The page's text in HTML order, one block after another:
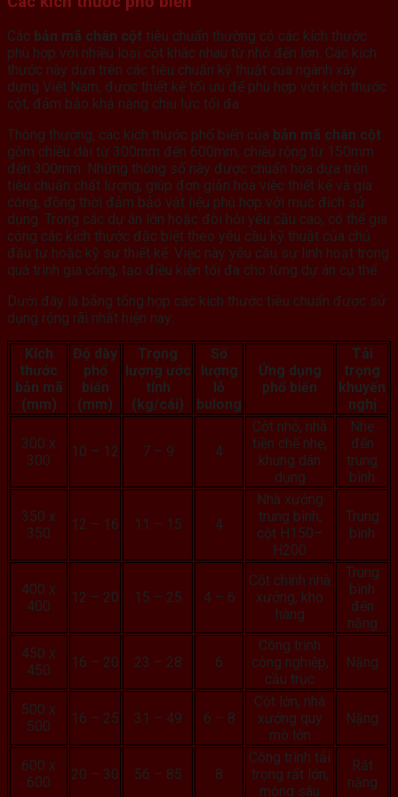
Các bản mã chân cột tiêu chuẩn thường có các kích thước
phù hợp với nhiều loại cột khác nhau từ nhỏ đến lớn. Các kích
thước này dựa trên các tiêu chuẩn kỹ thuật của ngành xây
dựng Việt Nam, được thiết kế tối ưu để phù hợp với kích thước
cột, đảm bảo khả năng chịu lực tối đa.
Thông thường, các kích thước phổ biến của bản mã chân cột
gồm chiều dài từ 300mm đến 600mm, chiều rộng từ 150mm
đến 300mm. Những thông số này được chuẩn hóa dựa trên
tiêu chuẩn chất lượng, giúp đơn giản hóa việc thiết kế và gia
công, đồng thời đảm bảo vật liệu phù hợp với mục đích sử
dụng. Trong các dự án lớn hoặc đòi hỏi yêu cầu cao, có thể gia
công các kích thước đặc biệt theo yêu cầu kỹ thuật của chủ
đầu tư hoặc kỹ sư thiết kế. Việc này yêu cầu sự linh hoạt trong
quá trình gia công, tạo điều kiện tối đa cho từng dự án cụ thể.
Dưới đây là bảng tổng hợp các kích thước tiêu chuẩn được sử
dụng rộng rãi nhất hiện nay:
Kích
thước
bản mã
(mm)
Độ dày
phổ
biến
(mm)
Trọng
lượng ước
tính
(kg/cái)
Số
lượng
lỗ
bulong
Ứng dụng
phổ biến
Tải
trọng
khuyến
nghị
300 x
300
10 – 12 7 – 9 4
Cột nhỏ, nhà
tiền chế nhẹ,
khung dân
dụng
Nhẹ
đến
trung
bình
350 x
350
12 – 16 11 – 15 4
Nhà xưởng
trung bình,
cột H150–
H200
Trung
bình
400 x
400
12 – 20 15 – 25 4 – 6
Cột chính nhà
xưởng, kho
hàng
Trung
bình
đến
nặng
450 x
450
16 – 20 23 – 28 6
Công trình
công nghiệp,
cầu trục
Nặng
500 x
500
16 – 25 31 – 49 6 – 8
Cột lớn, nhà
xưởng quy
mô lớn
Nặng
600 x
600
20 – 30 56 – 85 8
Công trình tải
trọng rất lớn,
móng sâu
Rất
nặng